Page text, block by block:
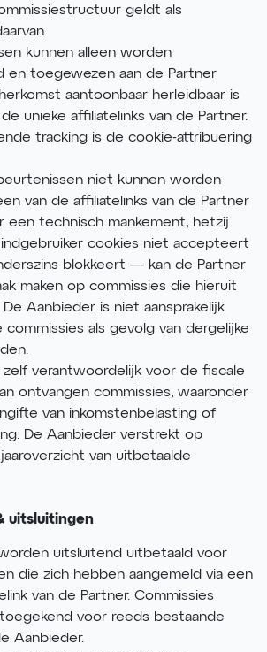
geldt als
kunnen alleen worden
en toegewezen aan de Partner
aantoonbaar herleidbaar is
unieke affiliatelinks van de Partner.
tracking is de cookie-attribuering
niet kunnen worden
van de affiliatelinks van de Partner
technisch mankement, hetzij
cookies niet accepteert
blokkeert — kan de Partner
maken op commissies die hieruit
Aanbieder is niet aansprakelijk
als gevolg van dergelijke
zelf verantwoordelijk voor de fiscale
ontvangen commissies, waaronder
van inkomstenbelasting of
De Aanbieder verstrekt op
van uitbetaalde
uitsluitingen
uitsluitend uitbetaald voor
die zich hebben aangemeld via een
van de Partner. Commissies
voor reeds bestaande
Aanbieder.